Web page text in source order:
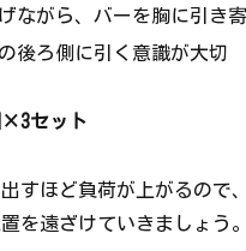
ながら、バーを胸に引き
後ろ側に引く意識が大切
×3セット
すほど負荷が上がるので
を遠ざけていきましょう。